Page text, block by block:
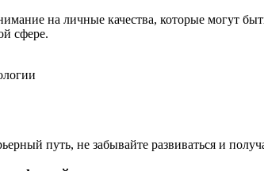
на личные качества, которые могут
сфере.
путь, не забывайте развиваться и